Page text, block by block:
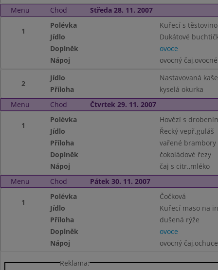
Menu
Chod Středa 28. 11. 2007
1
Polévka
Kuřecí s
Jídlo
Dukátové
Doplněk
ovoce
Nápoj
ovocný
2
Jídlo
Nastavovaná
Příloha
kyselá okurka
Menu
Chod Čtvrtek 29. 11. 2007
1
Polévka
Hovězí s
Jídlo
Řecký vepř.guláš
Příloha
vařené brambory
Doplněk
čokoládové řezy
Nápoj
čaj s citr.,mléko
Menu
Chod Pátek 30. 11. 2007
1
Polévka
Čočková
Jídlo
Kuřecí maso na
Příloha
dušená rýže
Doplněk
ovoce
Nápoj
ovocný
Reklama: